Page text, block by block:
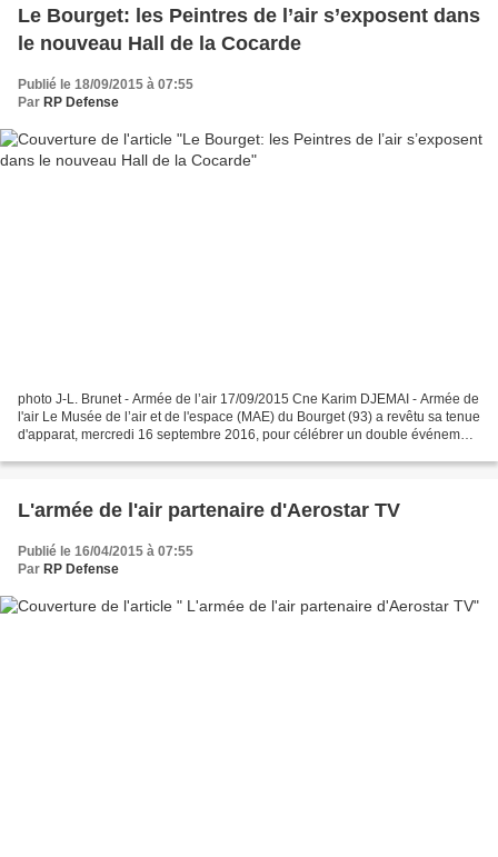
Le Bourget: les Peintres de l’air s’exposent dans
le nouveau Hall de la Cocarde
Publié le 18/09/2015 à 07:55
Par RP Defense
photo J-L. Brunet - Armée de l’air 17/09/2015 Cne Karim DJEMAI - Armée de
l'air Le Musée de l’air et de l'espace (MAE) du Bourget (93) a revêtu sa tenue
d'apparat, mercredi 16 septembre 2016, pour célébrer un double événement
L'armée de l'air partenaire d'Aerostar TV
Publié le 16/04/2015 à 07:55
Par RP Defense